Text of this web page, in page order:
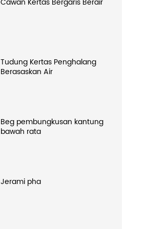
Tudung Kertas Penghalang
Berasaskan Air
Beg pembungkusan kantung
bawah rata
Jerami pha